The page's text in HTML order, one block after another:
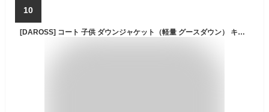
10
[DAROSS] コート 子供 ダウンジャケット（軽量 グースダウン） キッズ アウター 2in1 子供 キッズ ロング ダウンコート アウター 綿服 冬服 膝下 防寒 防風 軽量 フード付き 秋冬… (カモフラージュブラック+ネイビー, 150)